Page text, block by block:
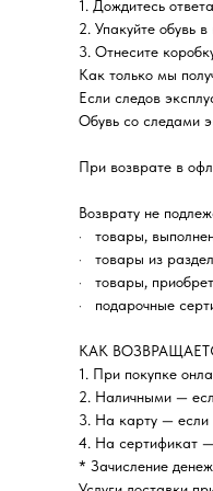
1. Дождитесь
2. Упакуйте обувь
3. Отнесите
Как только мы
Если следов
Обувь со следами
При возврате в
Возврату не
· товары,
· товары из
· товары,
· подарочные
КАК
1. При покупке
2. Наличными —
3. На карту — если
4. На сертификат
* Зачисление